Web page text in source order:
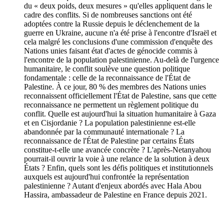
du « deux poids, deux mesures » qu'elles appliquent dans le
cadre des conflits. Si de nombreuses sanctions ont été
adoptées contre la Russie depuis le déclenchement de la
guerre en Ukraine, aucune n'a été prise à l'encontre d'Israël et
cela malgré les conclusions d'une commission d'enquête des
Nations unies faisant état d'actes de génocide commis à
l'encontre de la population palestinienne. Au-delà de l'urgence
humanitaire, le conflit soulève une question politique
fondamentale : celle de la reconnaissance de l'État de
Palestine. À ce jour, 80 % des membres des Nations unies
reconnaissent officiellement l'État de Palestine, sans que cette
reconnaissance ne permettent un règlement politique du
conflit. Quelle est aujourd'hui la situation humanitaire à Gaza
et en Cisjordanie ? La population palestinienne est-elle
abandonnée par la communauté internationale ? La
reconnaissance de l'État de Palestine par certains États
constitue-t-elle une avancée concrète ? L'après-Netanyahou
pourrait-il ouvrir la voie à une relance de la solution à deux
États ? Enfin, quels sont les défis politiques et institutionnels
auxquels est aujourd'hui confrontée la représentation
palestinienne ? Autant d'enjeux abordés avec Hala Abou
Hassira, ambassadeur de Palestine en France depuis 2021.